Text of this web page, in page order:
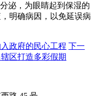
泌，为眼睛起到保湿的
明确病因，以免延误病
政府的民心工程 下一
区打造多彩假期